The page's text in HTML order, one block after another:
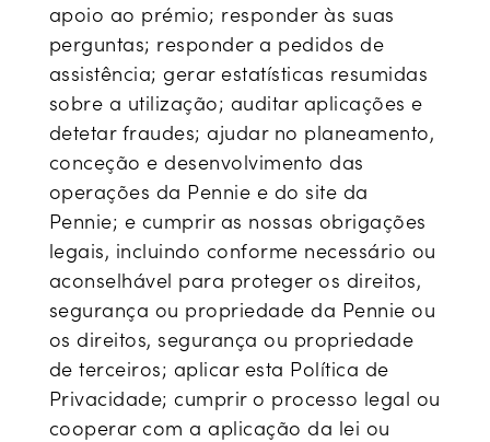
apoio ao prémio; responder às suas
perguntas; responder a pedidos de
assistência; gerar estatísticas resumidas
sobre a utilização; auditar aplicações e
detetar fraudes; ajudar no planeamento,
conceção e desenvolvimento das
operações da Pennie e do site da
Pennie; e cumprir as nossas obrigações
legais, incluindo conforme necessário ou
aconselhável para proteger os direitos,
segurança ou propriedade da Pennie ou
os direitos, segurança ou propriedade
de terceiros; aplicar esta Política de
Privacidade; cumprir o processo legal ou
cooperar com a aplicação da lei ou